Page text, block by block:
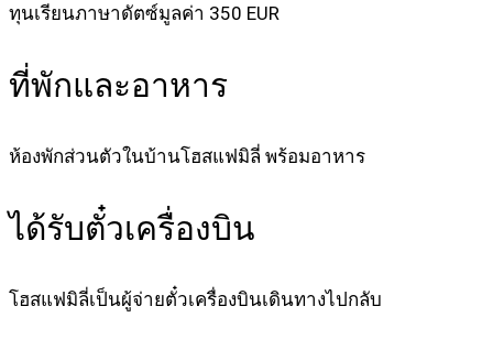
ทุนเรียนภาษาดัตซ์มูลค่า 350 EUR
ที่พักและอาหาร
ห้องพักส่วนตัวในบ้านโฮสแฟมิลี่ พร้อมอาหาร
ได้รับตั๋วเครื่องบิน
โฮสแฟมิลี่เป็นผู้จ่ายตั๋วเครื่องบินเดินทางไปกลับ